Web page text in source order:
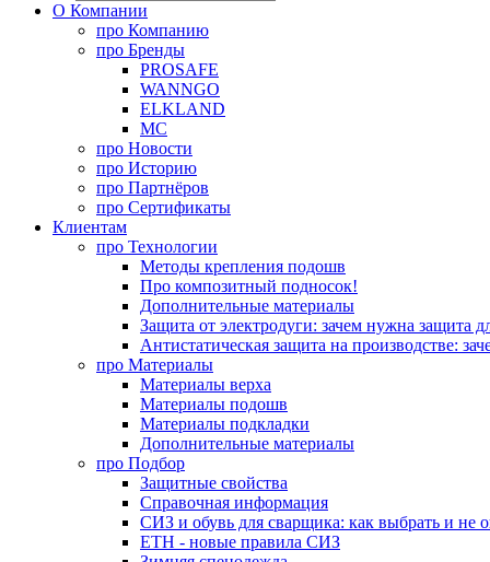
О Компании
про Компанию
про Бренды
PROSAFE
WANNGO
ELKLAND
MC
про Новости
про Историю
про Партнёров
про Сертификаты
Клиентам
про Технологии
Методы крепления подошв
Про композитный подносок!
Дополнительные материалы
Защита от электродуги: зачем нужна защита
Антистатическая защита на производстве:
про Материалы
Материалы верха
Материалы подошв
Материалы подкладки
Дополнительные материалы
про Подбор
Защитные свойства
Справочная информация
СИЗ и обувь для сварщика: как выбрать и не
ЕТН - новые правила СИЗ